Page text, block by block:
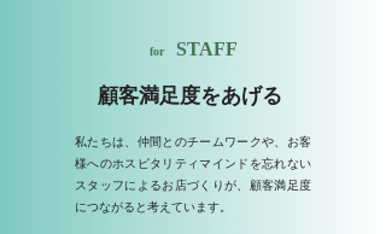
for STAFF
顧客満足度をあげる
私たちは、仲間とのチームワークや、お客
様へのホスピタリティマインドを忘れない
スタッフによるお店づくりが、顧客満足度
につながると考えています。